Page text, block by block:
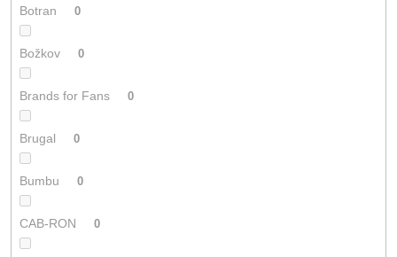
Botran 0
Božkov 0
Brands for Fans 0
Brugal 0
Bumbu 0
CAB-RON 0